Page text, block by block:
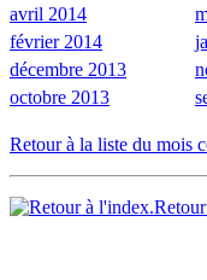
avril 2014
février 2014
décembre 2013
octobre 2013
Retour à la liste du mois